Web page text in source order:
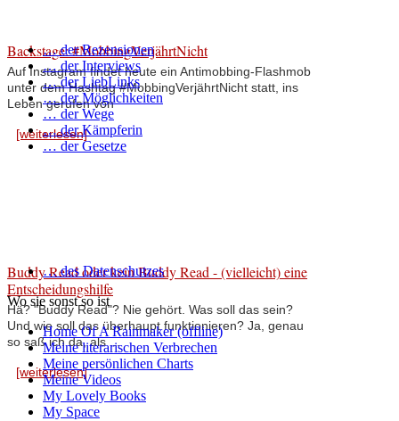
Backstage: #MobbingVerjährtNicht
Auf Instagram findet heute ein Antimobbing-Flashmob
unter dem Hashtag #MobbingVerjährtNicht statt, ins
Leben gerufen von
[weiterlesen]
Buddy Read oder kein Buddy Read - (vielleicht) eine
Entscheidungshilfe
Hä? "Buddy Read"? Nie gehört. Was soll das sein?
Und wie soll das überhaupt funktionieren? Ja, genau
so saß ich da, als ...
[weiterlesen]
… der Rezensionen
… der Interviews
… der LiebLinks
… der Möglichkeiten
… der Wege
… der Kämpferin
… der Gesetze
… des Datenschutzes
Wo sie sonst so ist
Home Of A Rainmaker (offline)
Meine literarischen Verbrechen
Meine persönlichen Charts
Meine Videos
My Lovely Books
My Space